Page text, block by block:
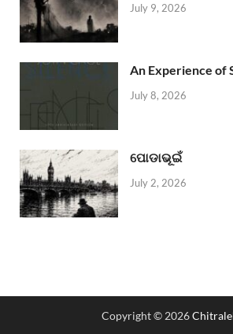
July 9, 2026
An Experience of
July 8, 2026
ପୋଡାଭୂଇଁ
July 2, 2026
Copyright © 2026